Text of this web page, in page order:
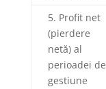
5. Profit net
(pierdere
netă) al
perioadei de
gestiune